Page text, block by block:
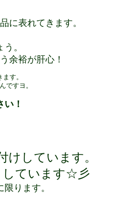
に表れてきます。
。
余裕が肝心！
す。
ですヨ。
！
けしています。
しています☆彡
ります。